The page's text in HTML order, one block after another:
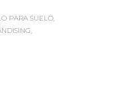
PARA SUELO